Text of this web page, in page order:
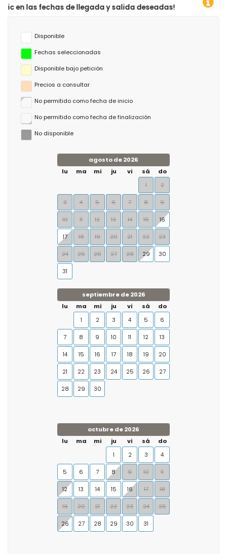
llegada y salida deseadas!
Disponible
Fechas seleccionadas
Disponible bajo petición
Precios a consultar
No permitido como fecha de inicio
No permitido como fecha de finalización
No disponible
agosto de 2026
lu
ma mi ju vi sá
do
1
2
3 4 5 6 7 8 9
10 11 12 13 14 15 16
17 18 19 20 21 22 23
24 25 26 27 28 29 30
31
septiembre de 2026
lu
ma mi ju vi sá
do
1
2 3 4 5 6
7 8 9 10 11 12 13
14 15 16 17 18 19 20
21 22 23 24 25 26 27
28 29 30
octubre de 2026
lu
ma mi ju vi sá
do
1
2 3 4
5 6 7 8 9 10 11
12 13 14 15 16 17 18
19 20 21 22 23 24 25
26 27 28 29 30 31